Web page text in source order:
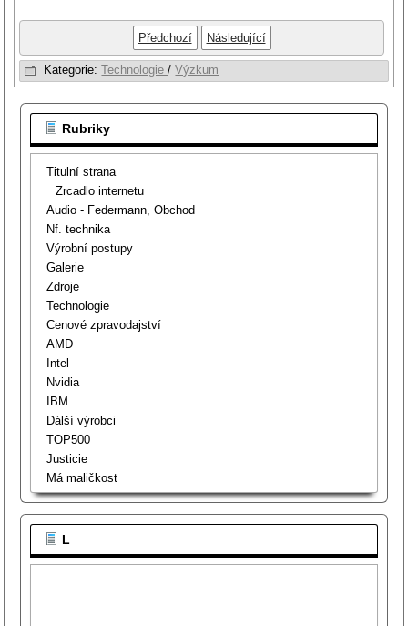
Předchozí Následující
Kategorie:Technologie/Výzkum
Rubriky
Titulní strana
Zrcadlo internetu
Audio - Federmann, Obchod
Nf. technika
Výrobní postupy
Galerie
Zdroje
Technologie
Cenové zpravodajství
AMD
Intel
Nvidia
IBM
Dálší výrobci
TOP500
Justicie
Má maličkost
L